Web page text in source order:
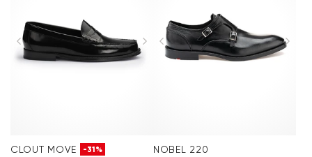
Vêtements
Vacation Shop
CLOUT MOVE -31%
NOBEL 220